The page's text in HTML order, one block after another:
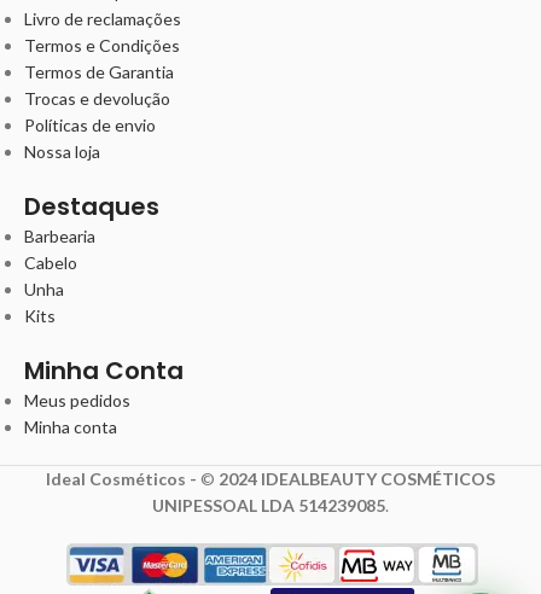
Livro de reclamações
Termos e Condições
Termos de Garantia
Trocas e devolução
Políticas de envio
Nossa loja
Destaques
Barbearia
Cabelo
Unha
Kits
Minha Conta
Meus pedidos
Minha conta
Ideal Cosméticos - © 2024 IDEALBEAUTY COSMÉTICOS
UNIPESSOAL LDA 514239085.